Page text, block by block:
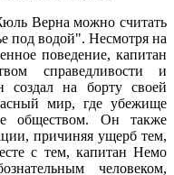
Верна можно считать
под водой". Несмотря на
поведение, капитан
справедливости и
на борту своей
мир, где убежище
обществом. Он также
причиняя ущерб тем,
с тем, капитан Немо
человеком,